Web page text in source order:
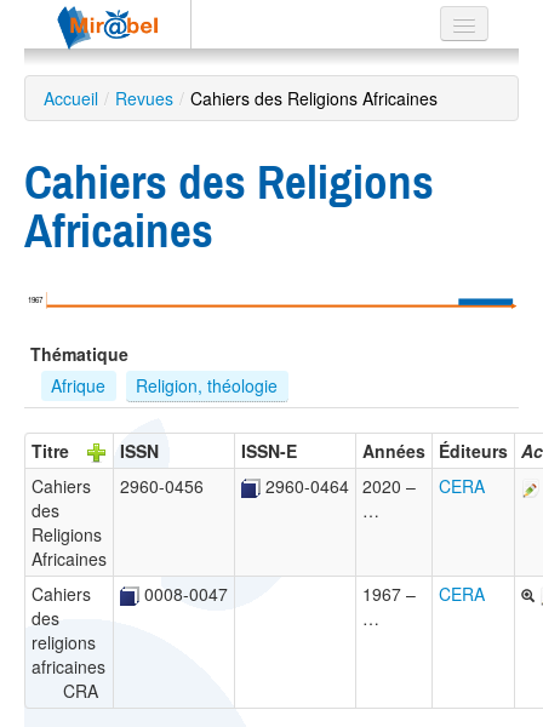
Le réseau
Soutien
Listes
Recherche
EN
ES
?
Accueil / Revues / Cahiers des Religions Africaines
Cahiers des Religions
Africaines
1967
Thématique
Afrique
Religion, théologie
Titre ISSN ISSN-E Années Éditeurs
Cahiers
des
Religions
Africaines
2960-0456 2960-0464 2020 –
…
CERA
Cahiers
des
religions
africaines
CRA
0008-0047
1967 –
…
CERA